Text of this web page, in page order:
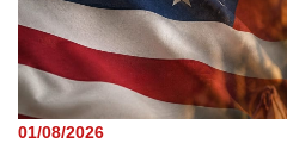
01/08/2026